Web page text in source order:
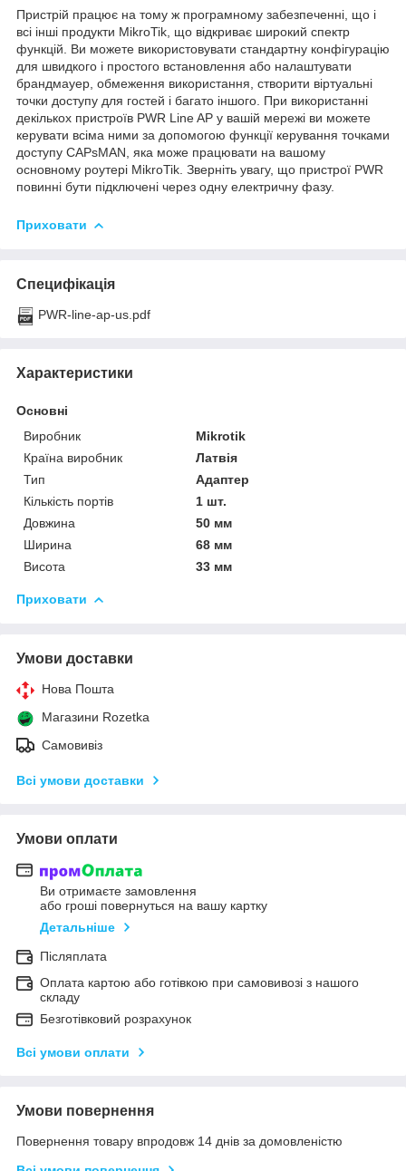
Пристрій працює на тому ж програмному забезпеченні, що і
всі інші продукти MikroTik, що відкриває широкий спектр
функцій. Ви можете використовувати стандартну конфігурацію
для швидкого і простого встановлення або налаштувати
брандмауер, обмеження використання, створити віртуальні
точки доступу для гостей і багато іншого. При використанні
декількох пристроїв PWR Line AP у вашій мережі ви можете
керувати всіма ними за допомогою функції керування точками
доступу CAPsMAN, яка може працювати на вашому
основному роутері MikroTik. Зверніть увагу, що пристрої PWR
повинні бути підключені через одну електричну фазу.
Приховати
Специфікація
PWR-line-ap-us.pdf
Характеристики
Основні
Виробник
Mikrotik
Країна виробник
Латвія
Тип
Адаптер
Кількість портів
1 шт.
Довжина
50 мм
Ширина
68 мм
Висота
33 мм
Приховати
Умови доставки
Нова Пошта
Магазини Rozetka
Самовивіз
Всі умови доставки
Умови оплати
Ви отримаєте замовлення
або гроші повернуться на вашу картку
Детальніше
Післяплата
Оплата картою або готівкою при самовивозі з нашого
складу
Безготівковий розрахунок
Всі умови оплати
Умови повернення
Повернення товару впродовж 14 днів за домовленістю